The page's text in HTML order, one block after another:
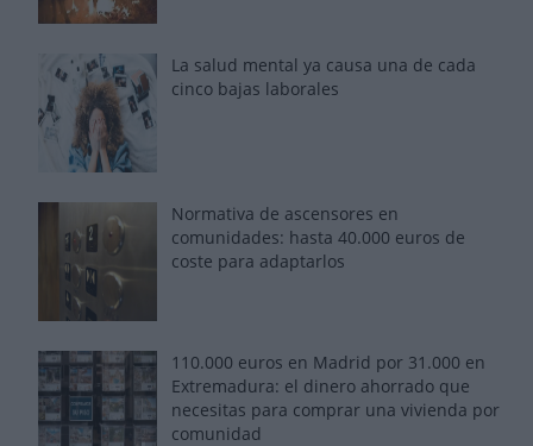
La salud mental ya causa una de cada
cinco bajas laborales
Normativa de ascensores en
comunidades: hasta 40.000 euros de
coste para adaptarlos
110.000 euros en Madrid por 31.000 en
Extremadura: el dinero ahorrado que
necesitas para comprar una vivienda por
comunidad